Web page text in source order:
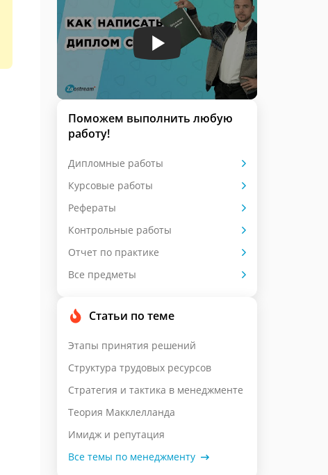
Поможем выполнить любую
работу!
Дипломные работы
Курсовые работы
Рефераты
Контрольные работы
Отчет по практике
Все предметы
Статьи по теме
Этапы принятия решений
Структура трудовых ресурсов
Стратегия и тактика в менеджменте
Теория Макклелланда
Имидж и репутация
Все темы по менеджменту